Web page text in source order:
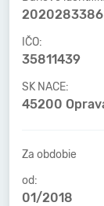
2020283386
IČO:
35811439
SK NACE:
45200
Za obdobie
od:
01/2018